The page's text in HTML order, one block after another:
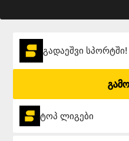
გადაეშვი სპორტში!
ტოპ ლიგები